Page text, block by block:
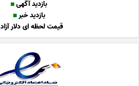
بازدید آگهی
بازدید خبر
قیمت لحظه ای دلار آزاد